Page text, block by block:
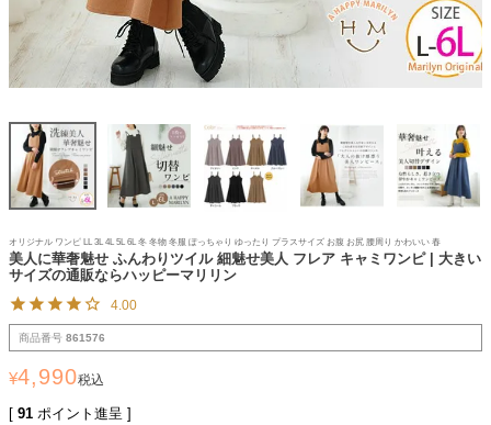
オリジナル ワンピ LL 3L 4L 5L 6L 冬 冬物 冬服 ぽっちゃり ゆったり プラスサイズ お腹 お尻 腰周り かわいい 春
美人に華奢魅せ ふんわりツイル 細魅せ美人 フレア キャミワンピ | 大きい
サイズの通販ならハッピーマリリン
4.00
商品番号 861576
¥4,990税込
[ 91 ポイント進呈 ]